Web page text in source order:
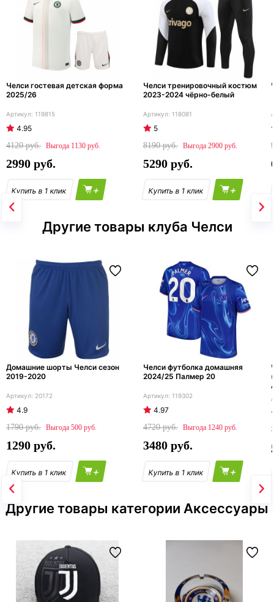
Челси гостевая детская форма
2025/26
119815
4.95
4120
1130
2990
+
Челси тренировочный костюм
2023-2024 чёрно-белый
118081
5
8190
2900
5290
+
Другие товары клуба Челси
Домашние шорты Челси сезон
2019-2020
20172
4.9
1790
500
1290
+
Челси футболка домашняя
2024/25 Палмер 20
119302
4.97
4720
1240
3480
+
Другие товары категории Аксессуары